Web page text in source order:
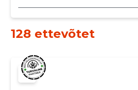
128 ettevõtet